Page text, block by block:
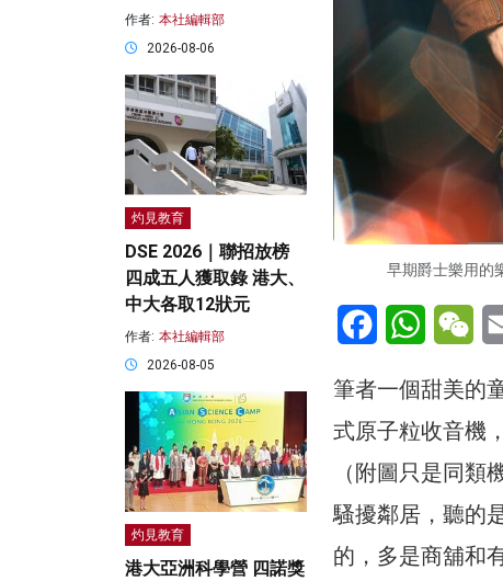
早期爵士樂用的
FacebookWhatsApp
筆者一個甜美的
式原子粒收音機
（附圖只是同
騷擾鄰居，聽的
的，多是商舖和
作者: 本社編輯部
2026-08-06
灼見教育
DSE 2026｜聯招放榜
四成五人獲取錄 港大、
中大各取12狀元
作者: 本社編輯部
2026-08-05
灼見教育
港大亞洲科學營 四諾獎